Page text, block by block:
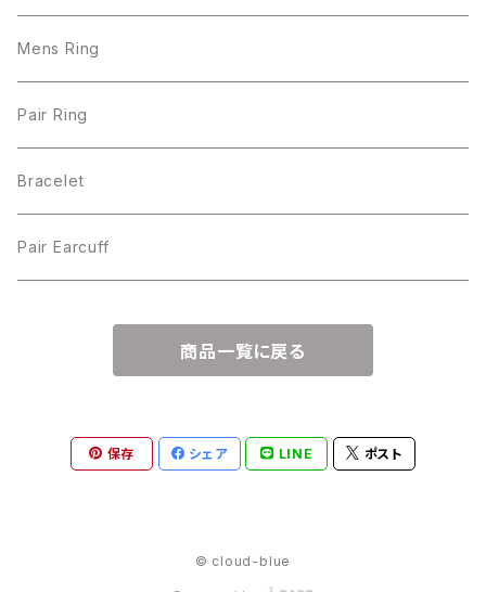
Mens Ring
Pair Ring
Bracelet
Pair Earcuff
商品一覧に戻る
保存 シェア LINE ポスト
© cloud-blue